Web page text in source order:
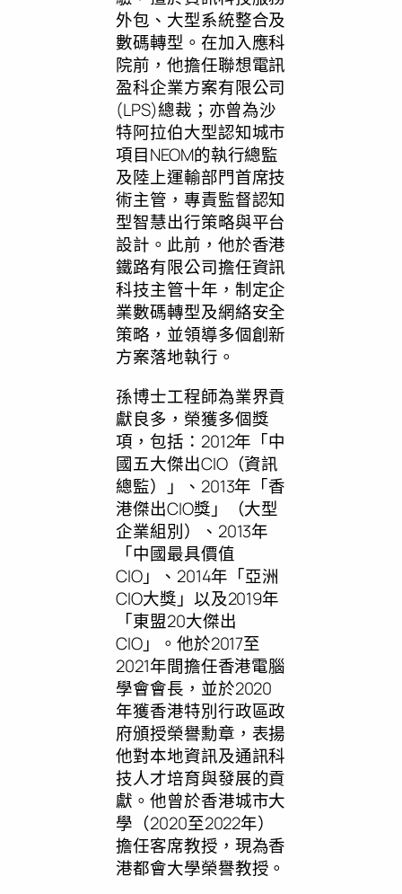
外包、大型系統整合及
數碼轉型。在加入應科
院前，他擔任聯想電訊
盈科企業方案有限公司
(LPS)總裁；亦曾為沙
特阿拉伯大型認知城市
項目NEOM的執行總監
及陸上運輸部門首席技
術主管，專責監督認知
型智慧出行策略與平台
設計。此前，他於香港
鐵路有限公司擔任資訊
科技主管十年，制定企
業數碼轉型及網絡安全
策略，並領導多個創新
方案落地執行。
孫博士工程師為業界貢
獻良多，榮獲多個獎
項，包括：2012年「中
國五大傑出CIO（資訊
總監）」、2013年「香
港傑出CIO獎」（大型
企業組別）、2013年
「中國最具價值
CIO」、2014年「亞洲
CIO大獎」以及2019年
「東盟20大傑出
CIO」。他於2017至
2021年間擔任香港電腦
學會會長，並於2020
年獲香港特別行政區政
府頒授榮譽勳章，表揚
他對本地資訊及通訊科
技人才培育與發展的貢
獻。他曾於香港城市大
學（2020至2022年）
擔任客席教授，現為香
港都會大學榮譽教授。